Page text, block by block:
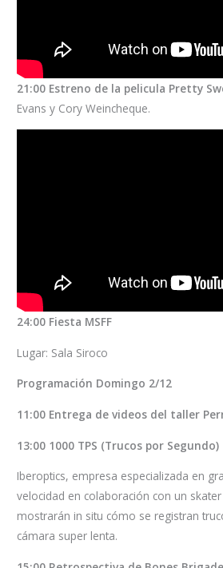
21:00 Estreno de la pelicula Pretty
Evans y Cory Weincheque.
24:00 Fiesta MSFF
Lugar: Sala Siroco
Programación Domingo 2/12
11:00 Entrega de videos del taller
13:00 1000 TPS (Trucos por Segundo)
Iberoptics, empresa especializada en
velocidad en colaboración con un
mostrarán in situ cómo se registran
cámara super lenta.